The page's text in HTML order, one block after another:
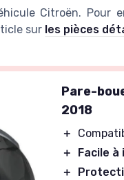
Citroën. Pour
sur les pièces
Pare-
2018
＋
＋
Facile
＋